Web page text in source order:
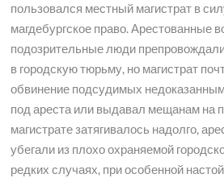
пользовался местный магистрат в
магдебургское право. Арестованные
подозрительные люди
в городскую тюрьму, но магистрат
обвинение подсудимых
под ареста или выдавал мещанам на
магистрате затягивалось надолго,
убегали из плохо охраняемой
редких случаях, при особенной